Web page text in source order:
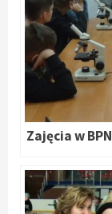
Zajęcia w BPN